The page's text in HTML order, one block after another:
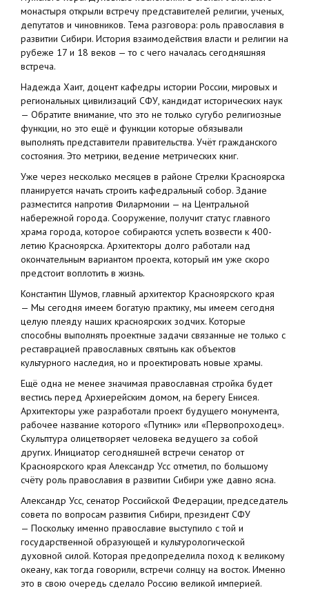
монастыря открыли встречу представителей религии, ученых,
депутатов и чиновников. Тема разговора: роль православия в
развитии Сибири. История взаимодействия власти и религии на
рубеже 17 и 18 веков — то с чего началась сегодняшняя
встреча.
Надежда Хаит, доцент кафедры истории России, мировых и
региональных цивилизаций СФУ, кандидат исторических наук
— Обратите внимание, что это не только сугубо религиозные
функции, но это ещё и функции которые обязывали
выполнять представители правительства. Учёт гражданского
состояния. Это метрики, ведение метрических книг.
Уже через несколько месяцев в районе Стрелки Красноярска
планируется начать строить кафедральный собор. Здание
разместится напротив Филармонии — на Центральной
набережной города. Сооружение, получит статус главного
храма города, которое собираются успеть возвести к 400-
летию Красноярска. Архитекторы долго работали над
окончательным вариантом проекта, который им уже скоро
предстоит воплотить в жизнь.
Константин Шумов, главный архитектор Красноярского края
— Мы сегодня имеем богатую практику, мы имеем сегодня
целую плеяду наших красноярских зодчих. Которые
способны выполнять проектные задачи связанные не только с
реставрацией православных святынь как объектов
культурного наследия, но и проектировать новые храмы.
Ещё одна не менее значимая православная стройка будет
вестись перед Архиерейским домом, на берегу Енисея.
Архитекторы уже разработали проект будущего монумента,
рабочее название которого «Путник» или «Первопроходец».
Скульптура олицетворяет человека ведущего за собой
других. Инициатор сегодняшней встречи сенатор от
Красноярского края Александр Усс отметил, по большому
счёту роль православия в развитии Сибири уже давно ясна.
Александр Усс, сенатор Российской Федерации, председатель
совета по вопросам развития Сибири, президент СФУ
— Поскольку именно православие выступило с той и
государственной образующей и культурологической
духовной силой. Которая предопределила поход к великому
океану, как тогда говорили, встречи солнцу на восток. Именно
это в свою очередь сделало Россию великой империей.